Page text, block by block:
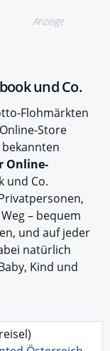
Anzeige
und Co.
Flohmärkten
Store
Online-
und Co.
– bequem
und auf jeder
natürlich
Kind und